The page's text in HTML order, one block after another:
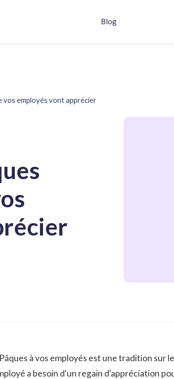
Blog
vos employés vont apprécier
à vos employés est une tradition
a besoin d'un regain d'appréciation